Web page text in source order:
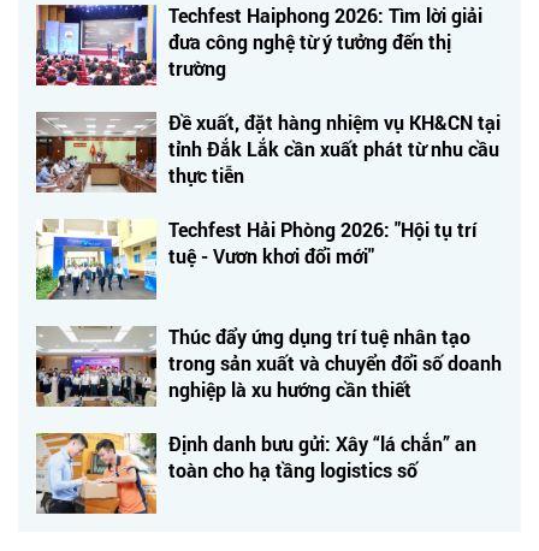
Techfest Haiphong 2026: Tìm lời giải
đưa công nghệ từ ý tưởng đến thị
trường
Đề xuất, đặt hàng nhiệm vụ KH&CN tại
tỉnh Đắk Lắk cần xuất phát từ nhu cầu
thực tiễn
Techfest Hải Phòng 2026: "Hội tụ trí
tuệ - Vươn khơi đổi mới"
Thúc đẩy ứng dụng trí tuệ nhân tạo
trong sản xuất và chuyển đổi số doanh
nghiệp là xu hướng cần thiết
Định danh bưu gửi: Xây “lá chắn” an
toàn cho hạ tầng logistics số